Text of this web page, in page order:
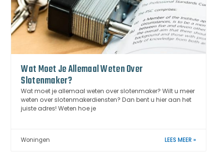
Wat Moet Je Allemaal Weten Over
Slotenmaker?
Wat moet je allemaal weten over slotenmaker? Wilt u meer
weten over slotenmakerdiensten? Dan bent u hier aan het
juiste adres! Weten hoe je
Woningen LEES MEER »